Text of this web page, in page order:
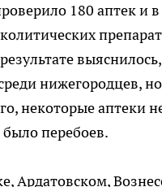
180 аптек и
нижегородцев,
некоторые аптеки
перебоев.
Ардатовском,